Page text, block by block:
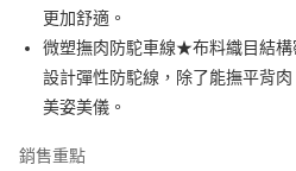
台灣樂天信用卡公司
相關說明
【關於「AFTEE先享後付」】
AFTEE先享後付是「在收到商品之後才付
便利好安心！
１．簡單：不需註冊會員、不需綁卡、不
３．安心：先確認商品／服務後，再付款。
運送方式
全家付款取貨
更加舒適。
微塑撫肉防駝車線★布料織目結
設計彈性防駝線，除了能撫平背
美姿美儀。
銷售重點